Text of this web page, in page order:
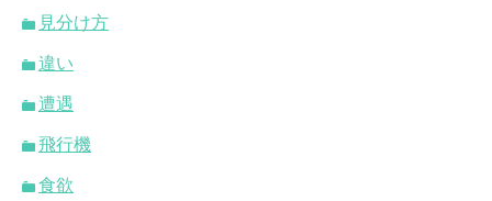
見分け方
違い
遭遇
飛行機
食欲